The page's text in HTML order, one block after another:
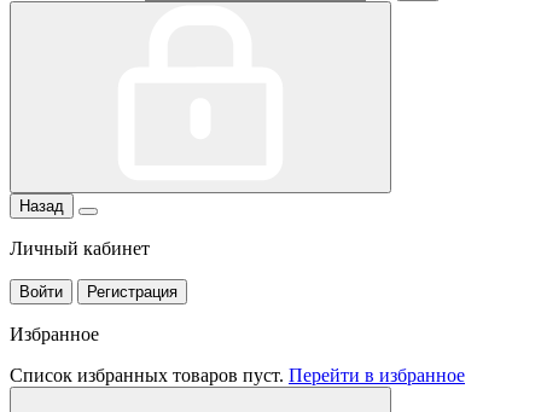
Назад
Личный кабинет
Войти Регистрация
Избранное
Список избранных товаров пуст. Перейти в избранное